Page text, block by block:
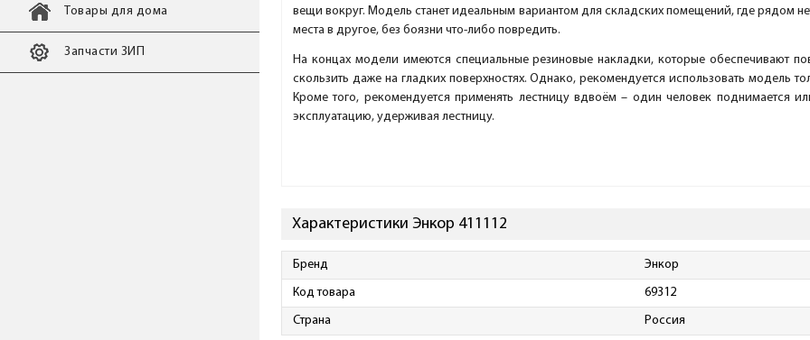
Товары для дома
Запчасти ЗИП
вещи вокруг. Модель станет идеальным вариантом для складских помещений, где рядом
места в другое, без боязни что-либо повредить.
На концах модели имеются специальные резиновые накладки, которые обеспечивают
скользить даже на гладких поверхностях. Однако, рекомендуется использовать модель
Кроме того, рекомендуется применять лестницу вдвоём – один человек поднимается
эксплуатацию, удерживая лестницу.
Характеристики Энкор 411112
Бренд Энкор
Код товара 69312
Страна Россия